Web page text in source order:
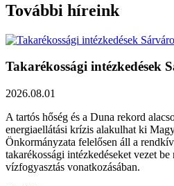
További híreink
Takarékossági intézkedések
2026.08.01
A tartós hőség és a Duna rekord
energiaellátási krízis alakulhat ki
Önkormányzata felelősen áll a
takarékossági intézkedéseket vezet
vízfogyasztás vonatkozásában.